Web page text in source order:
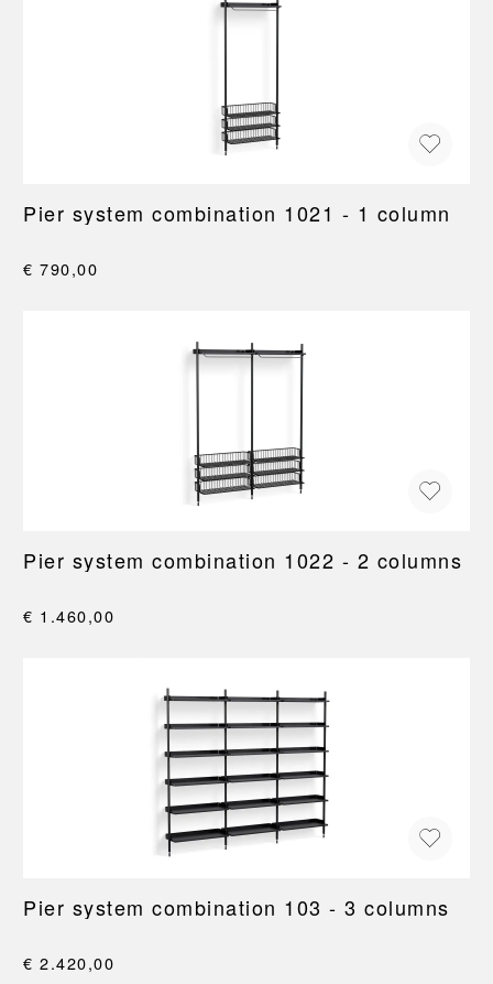
Pier system combination 1021 - 1 column
€ 790,00
Pier system combination 1022 - 2 columns
€ 1.460,00
Pier system combination 103 - 3 columns
€ 2.420,00